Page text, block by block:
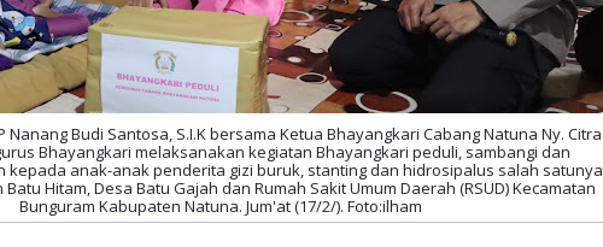
Nanang Budi Santosa, S.I.K bersama Ketua Bhayangkari Cabang Natuna Ny. Citra
Bhayangkari melaksanakan kegiatan Bhayangkari peduli, sambangi dan
kepada anak-anak penderita gizi buruk, stanting dan hidrosipalus salah satunya
Hitam, Desa Batu Gajah dan Rumah Sakit Umum Daerah (RSUD) Kecamatan
Bunguram Kabupaten Natuna. Jum'at (17/2/). Foto:ilham